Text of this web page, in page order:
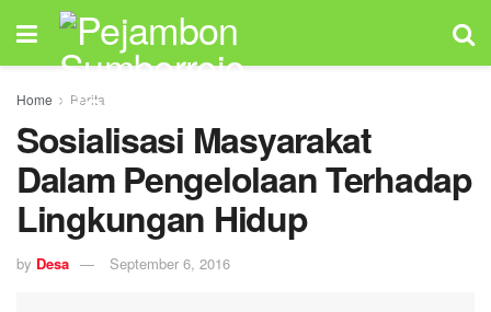
Home Berita
Sosialisasi Masyarakat
Dalam Pengelolaan Terhadap
Lingkungan Hidup
by Desa September 6, 2016